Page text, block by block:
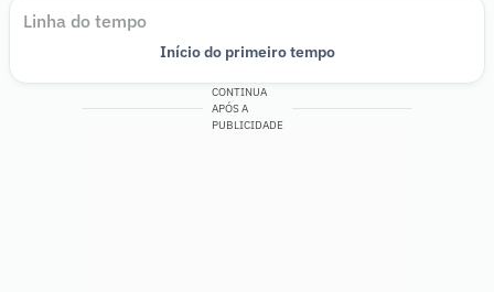
Linha do tempo
Fim de jogo
Fim do primeiro tempo
Início do primeiro tempo
CONTINUA
APÓS A
PUBLICIDADE